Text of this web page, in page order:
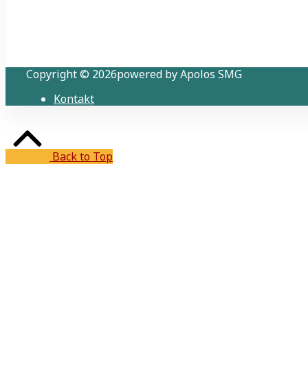
Copyright © 2026powered by Apolos SMG
Kontakt
Back to Top